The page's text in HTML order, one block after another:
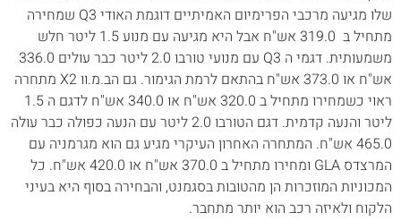
שלו מגיעה מרכבי הפרימיום האמיתיים דוגמת האודי Q3 שמחירה
מתחיל ב 319.0 אש"ח אבל היא מגיעה עם מנוע 1.5 ליטר חלש
משמעותית. דגמי ה Q3 עם מנועי טורבו 2.0 ליטר כבר עולים 336.0
אש"ח או 373.0 אש"ח בהתאם לרמת הגימור. גם הב.מ.וו X2 מתחרה
ראוי כשמחירו מתחיל ב 320.0 אש"ח או 340.0 אש"ח לדגם ה 1.5
ליטר והנעה קדמית. דגם הטורבו 2.0 ליטר עם הנעה כפולה כבר עולה
465.0 אש"ח. המתחרה האחרון העיקרי מגיע גם הוא מגרמניה עם
המרצדס GLA ומחירו מתחיל ב 370.0 אש"ח או 420.0 אש"ח. כל
המכוניות המוזכרות הן מהטובות בסגמנט, והבחירה בסוף היא בעיני
הלקוח ולאיזה רכב הוא יותר מתחבר.